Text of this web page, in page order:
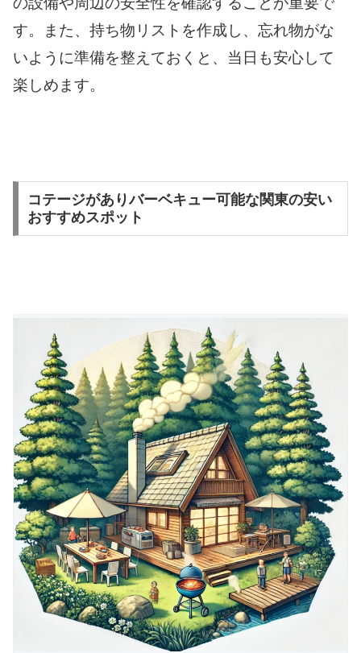
す。また、持ち物リストを作成し、忘れ物がな
いように準備を整えておくと、当日も安心して
楽しめます。
コテージがありバーベキュー可能な関東の安い
おすすめスポット